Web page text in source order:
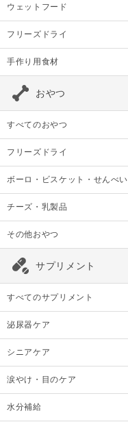
ウェットフード
フリーズドライ
手作り用食材
おやつ
すべてのおやつ
フリーズドライ
ボーロ・ビスケット・せんべい
チーズ・乳製品
その他おやつ
サプリメント
すべてのサプリメント
泌尿器ケア
シニアケア
涙やけ・目のケア
水分補給